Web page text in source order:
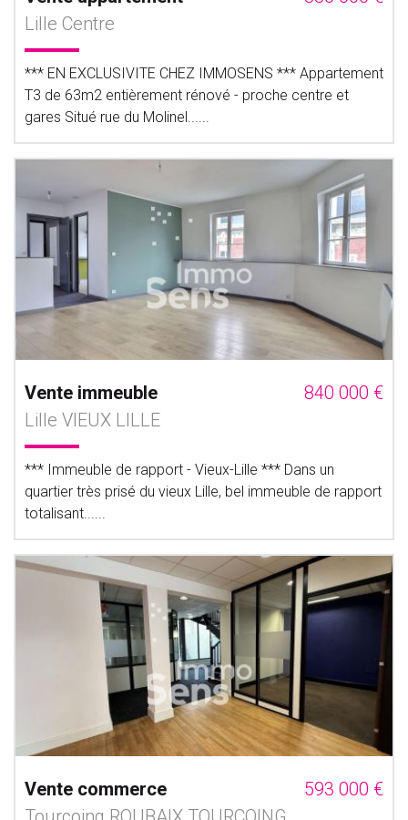
Lille Centre
*** EN EXCLUSIVITE CHEZ IMMOSENS *** Appartement
T3 de 63m2 entièrement rénové - proche centre et
gares Situé rue du Molinel......
Vente immeuble
840 000 €
Lille VIEUX LILLE
*** Immeuble de rapport - Vieux-Lille *** Dans un
quartier très prisé du vieux Lille, bel immeuble de rapport
totalisant......
Vente commerce
593 000 €